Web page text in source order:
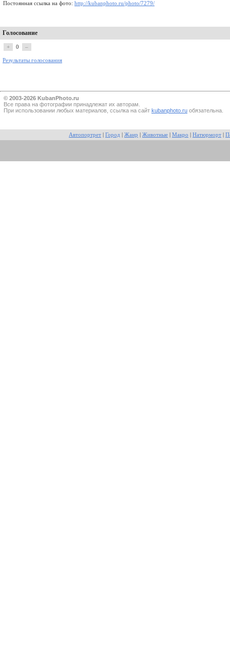
Постоянная ссылка на фото: http://kubanphoto.ru/photo/7279/
Голосование
+ 0 –
Результаты голосования
© 2003-2026 KubanPhoto.ru
Все прaва на фотографии принадлежат их авторам.
При использовании любых материалов, ссылка на сайт kubanphoto.ru обязательна.
Автопортрет Город Жанр Животные Макро Натюрморт